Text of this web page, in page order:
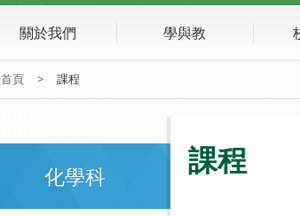
關於我們 學與教
首頁 > 課程
化學科 課程